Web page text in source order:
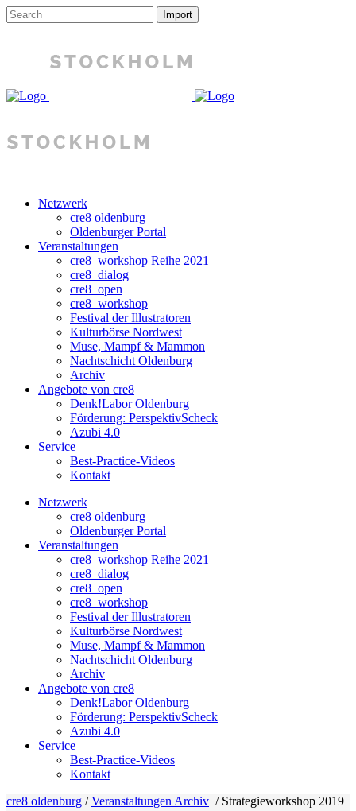
Netzwerk
cre8 oldenburg
Oldenburger Portal
Veranstaltungen
cre8_workshop Reihe 2021
cre8_dialog
cre8_open
cre8_workshop
Festival der Illustratoren
Kulturbörse Nordwest
Muse, Mampf & Mammon
Nachtschicht Oldenburg
Archiv
Angebote von cre8
Denk!Labor Oldenburg
Förderung: PerspektivScheck
Azubi 4.0
Service
Best-Practice-Videos
Kontakt
Netzwerk
cre8 oldenburg
Oldenburger Portal
Veranstaltungen
cre8_workshop Reihe 2021
cre8_dialog
cre8_open
cre8_workshop
Festival der Illustratoren
Kulturbörse Nordwest
Muse, Mampf & Mammon
Nachtschicht Oldenburg
Archiv
Angebote von cre8
Denk!Labor Oldenburg
Förderung: PerspektivScheck
Azubi 4.0
Service
Best-Practice-Videos
Kontakt
cre8 oldenburg /Veranstaltungen Archiv / Strategieworkshop 2019